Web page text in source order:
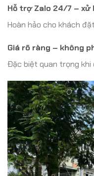
Hỗ trợ Zalo 24/7 –
Hoàn hảo cho khách
Giá rõ ràng – không
Đặc biệt quan trọng khi